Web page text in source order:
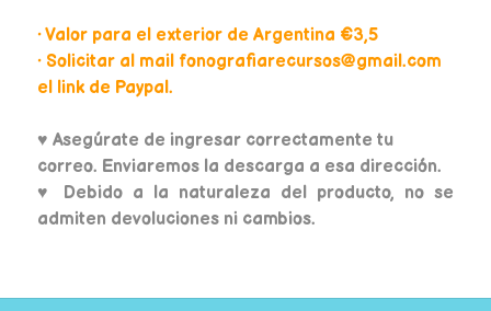
• Valor para el exterior de Argentina €3,5
• Solicitar al mail fonografiarecursos@gmail.com
el link de Paypal.
♥ Asegúrate de ingresar correctamente tu
correo. Enviaremos la descarga a esa dirección.
♥ Debido a la naturaleza del producto, no se
admiten devoluciones ni cambios.